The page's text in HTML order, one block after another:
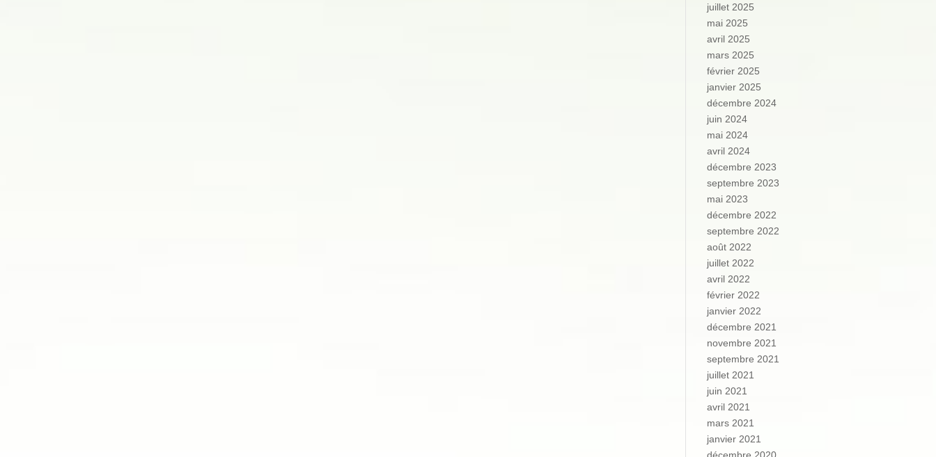
juillet 2025
mai 2025
avril 2025
mars 2025
février 2025
janvier 2025
décembre 2024
juin 2024
mai 2024
avril 2024
décembre 2023
septembre 2023
mai 2023
décembre 2022
septembre 2022
août 2022
juillet 2022
avril 2022
février 2022
janvier 2022
décembre 2021
novembre 2021
septembre 2021
juillet 2021
juin 2021
avril 2021
mars 2021
janvier 2021